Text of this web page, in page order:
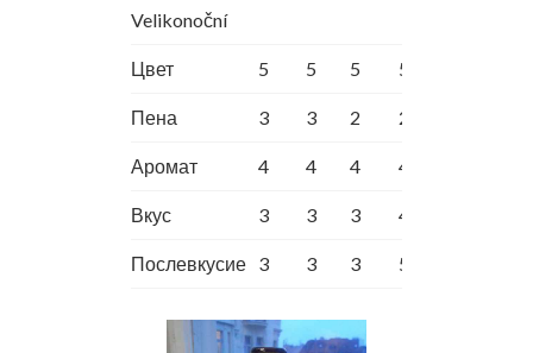
Velikonoční
Цвет 5 5 5 5
Пена 3 3 2 2
Аромат 4 4 4 4
Вкус 3 3 3 4
Послевкусие 3 3 3 5